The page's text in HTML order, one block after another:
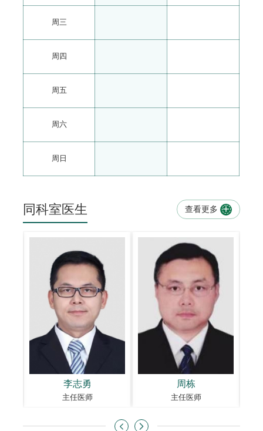
周三
周四
周五
周六
周日
同科室医生 查看更多 

李志勇
主任医师
周栋
主任医师
